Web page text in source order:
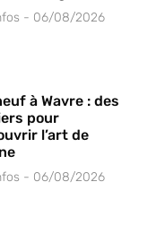
06/08/2026
à Wavre : des
pour
l’art de
06/08/2026